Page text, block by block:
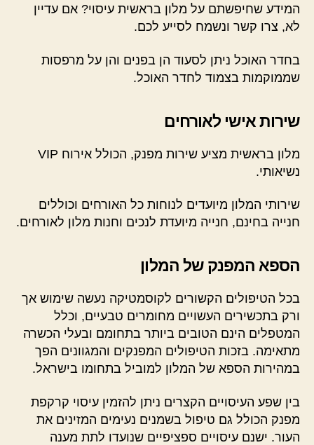
המידע שחיפשתם על מלון בראשית עיסוי? אם עדיין
לא, צרו קשר ונשמח לסייע לכם.
בחדר האוכל ניתן לסעוד הן בפנים והן על מרפסות
שממוקמות בצמוד לחדר האוכל.
שירות אישי לאורחים
מלון בראשית מציע שירות מפנק, הכולל אירוח VIP
נשיאותי.
שירותי המלון מיועדים לנוחות כל האורחים וכוללים
חנייה בחינם, חנייה מיועדת לנכים וחנות מלון לאורחים.
הספא המפנק של המלון
בכל הטיפולים הקשורים לקוסמטיקה נעשה שימוש אך
ורק בתכשירים העשויים מחומרים טבעיים, וכלל
המטפלים הינם הטובים ביותר בתחומם ובעלי הכשרה
מתאימה. בזכות הטיפולים המפנקים והמגוונים הפך
במהירות הספא של המלון למוביל בתחומו בישראל.
בין שפע העיסויים הקצרים ניתן להזמין עיסוי קרקפת
מפנק הכולל גם טיפול בשמנים נעימים המזינים את
העור. ישנם עיסויים ספציפיים שנועדו לתת מענה